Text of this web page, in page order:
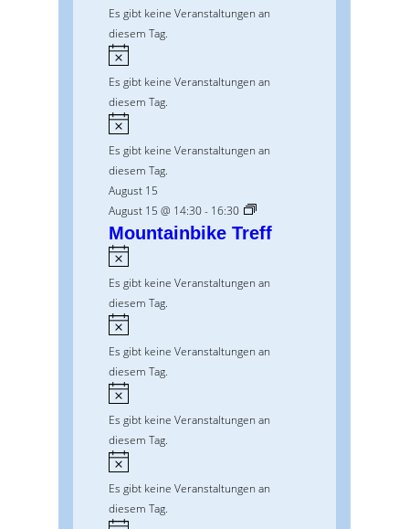
i
s
n
w
e
i
s
Es gibt keine Veranstaltungen an
diesem Tag.
n
w
e
i
s
Es gibt keine Veranstaltungen an
diesem Tag.
n
s
Es gibt keine Veranstaltungen an
diesem Tag.
August 15
August 15 @ 14:30- 16:30
Mountainbike Treff
n
w
e
i
s
Es gibt keine Veranstaltungen an
diesem Tag.
n
w
e
i
s
Es gibt keine Veranstaltungen an
diesem Tag.
n
w
e
i
s
Es gibt keine Veranstaltungen an
diesem Tag.
n
w
Es gibt keine Veranstaltungen an
diesem Tag.